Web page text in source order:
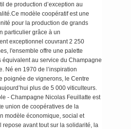
de production d’exception au
modèle coopératif est une
pour la production de grands
particulier grâce à un
exceptionnel couvrant 2 250
l'ensemble offre une palette
équivalent au service du Champagne
Né en 1970 de l’inspiration
poignée de vignerons, le Centre
plus de 5 000 viticulteurs.
- Champagne Nicolas Feuillatte est
union de coopératives de la
modèle économique, social et
repose avant tout sur la solidarité, la